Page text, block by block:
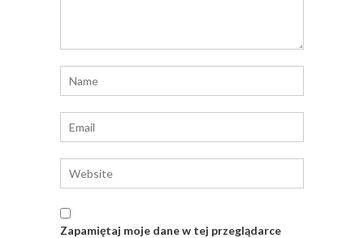
Zapamiętaj moje dane w tej przeglądarce